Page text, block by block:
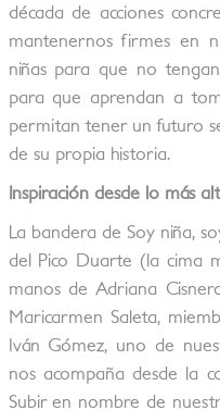
década de acciones
mantenernos firmes en
niñas para que no
para que aprendan a
permitan tener un futuro
de su propia historia.
Inspiración desde lo más
La bandera de Soy niña,
del Pico Duarte (la cima
manos de Adriana
Maricarmen Saleta,
Iván Gómez, uno de
nos acompaña desde la
Subir en nombre de